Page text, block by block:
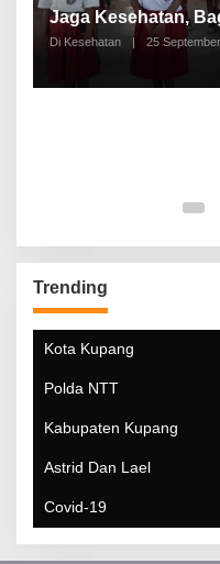
Jaga Kesehatan,
Di Kesehatan | 25
Trending
Kota Kupang
Polda NTT
Kabupaten Kupang
Astrid Dan Lael
Covid-19